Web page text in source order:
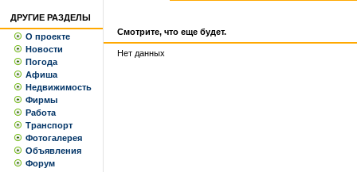
ДРУГИЕ РАЗДЕЛЫ
О проекте
Новости
Погода
Афиша
Недвижимость
Фирмы
Работа
Транспорт
Фотогалерея
Объявления
Форум
Смотрите, что еще будет.
Нет данных